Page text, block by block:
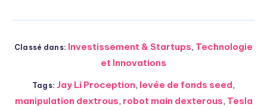
Classé dans: Investissement & Startups, Technologie
et Innovations
Tags: Jay Li Proception, levée de fonds seed,
manipulation dextrous, robot main dexterous, Tesla